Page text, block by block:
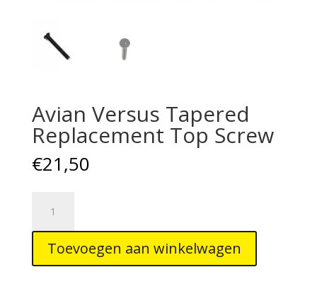
Avian Versus Tapered
Replacement Top Screw
€21,50
Versus
Tapered
Replacement
Top
Toevoegen aan winkelwagen